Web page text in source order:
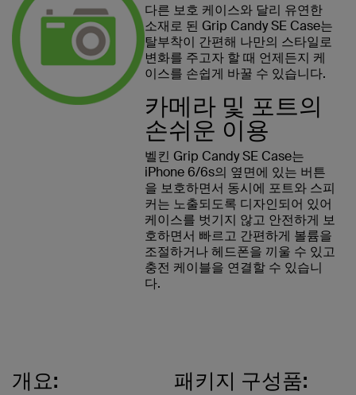
다른 보호 케이스와 달리 유연한
소재로 된 Grip Candy SE Case는
탈부착이 간편해 나만의 스타일로
변화를 주고자 할 때 언제든지 케
이스를 손쉽게 바꿀 수 있습니다.
카메라 및 포트의
손쉬운 이용
벨킨 Grip Candy SE Case는
iPhone 6/6s의 옆면에 있는 버튼
을 보호하면서 동시에 포트와 스피
커는 노출되도록 디자인되어 있어
케이스를 벗기지 않고 안전하게 보
호하면서 빠르고 간편하게 볼륨을
조절하거나 헤드폰을 끼울 수 있고
충전 케이블을 연결할 수 있습니
다.
개요: 패키지 구성품: